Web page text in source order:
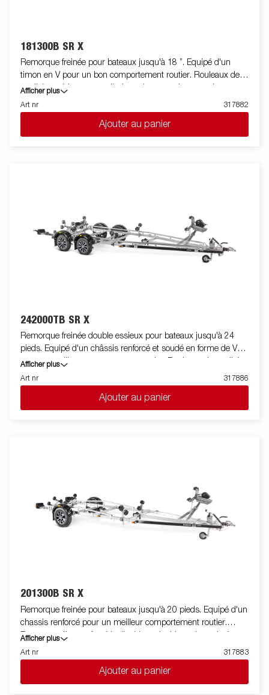
181300B SR X
Remorque freinée pour bateaux jusqu'à 18 ”. Equipé d'un
timon en V pour un bon comportement routier. Rouleaux de
qualité supérieure pour diminuer les contraintes sur la coque
du bateau. Berceau arrière inclinable et doubles rouleaux
latéraux réglables pour s'adapter facilement à votre bateau.
Chassis galvanisé à chaud pour une meilleure protection et
durée de vie de votre remorque. Les faisceaux électriques sont
pour sécuriser le bateau sur votre remorque lors du transport.
Les feux télescopiques réglables facilitent l'utilisation de la
remorque pour bateau, offrant une plus grande flexibilité,
commodité et sécurité sur la route. L'ensemble de feu est
entièrement étanche, y compris le connecteur et le faiceau.
Afficher plus
Art nr
317882
Ajouter au panier
242000TB SR X
Remorque freinée double essieux pour bateaux jusqu'à 24
pieds. Equipé d'un châssis renforcé et soudé en forme de V
pour un meilleur comportement routier. Rouleaux de qualité
supérieure pour diminuer les contraintes sur la coque du
bateau. Berceau arrière inclinable et doubles rouleaux latéraux
réglables pour s'adapter facilement à votre bateau. Chassis
galvanisé à chaud pour une meilleure protection et la durée de
également équipée d'une chaine de sécurité supplémentaire
pour sécuriser votre bateau sur la remorque lors du transport.
Les feux télescopiques réglables facilitent l'utilisation de la
remorque pour bateau, offrant une plus grande flexibilité,
commodité et sécurité sur la route. L'ensemble de feu est
Afficher plus
Art nr
317886
Ajouter au panier
201300B SR X
Remorque freinée pour bateaux jusqu'à 20 pieds. Equipé d'un
chassis renforcé pour un meilleur comportement routier.
Berceau arrière renforcé inclinable et double rouleaux latéraux
réglables de haute qualité pour s'adapter facilement à votre
bateau. Chassis galvanisé à chaud pour une meilleure
protection et durée de vie de votre remorque. Les faisceaux
électriques sont entièrement dissimulés et protégés dans le
Afficher plus
Art nr
317883
Ajouter au panier